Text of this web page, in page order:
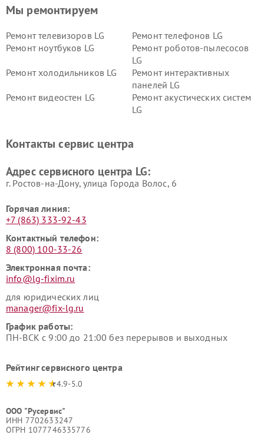
Мы ремонтируем
Ремонт телевизоров LG
Ремонт телефонов LG
Ремонт ноутбуков LG
Ремонт роботов-пылесосов
LG
Ремонт холодильников LG
Ремонт интерактивных
панелей LG
Ремонт видеостен LG
Ремонт акустических систем
LG
Ремонт морозильных камер
Ремонт вертикальных
Контакты сервис центра
Адрес сервисного центра LG:
г. Ростов-на-Дону, улица Города Волос, 6
Горячая линия:
+7 (863) 333-92-43
Контактный телефон:
8 (800) 100-33-26
Электронная почта:
info@lg-fixim.ru
для юридических лиц
manager@fix-lg.ru
График работы:
ПН-ВСК с 9:00 до 21:00 без перерывов и выходных
Рейтинг сервисного центра
4.9-5.0
ООО "Русервис"
ИНН 7702633247
ОГРН 1077746335776